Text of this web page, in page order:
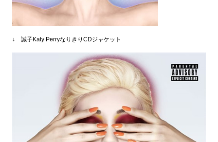
↓ 誠子Katy PerryなりきりCDジャケット